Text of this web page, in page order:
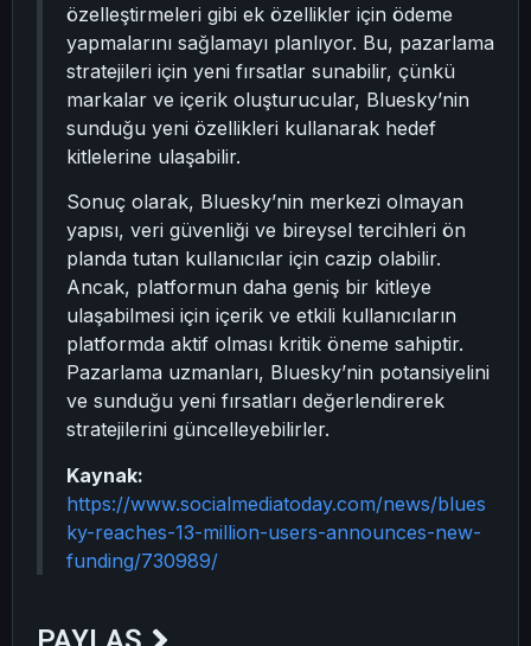
özelleştirmeleri gibi ek özellikler için ödeme
yapmalarını sağlamayı planlıyor. Bu, pazarlama
stratejileri için yeni fırsatlar sunabilir, çünkü
markalar ve içerik oluşturucular, Bluesky’nin
sunduğu yeni özellikleri kullanarak hedef
kitlelerine ulaşabilir.
Sonuç olarak, Bluesky’nin merkezi olmayan
yapısı, veri güvenliği ve bireysel tercihleri ön
planda tutan kullanıcılar için cazip olabilir.
Ancak, platformun daha geniş bir kitleye
ulaşabilmesi için içerik ve etkili kullanıcıların
platformda aktif olması kritik öneme sahiptir.
Pazarlama uzmanları, Bluesky’nin potansiyelini
ve sunduğu yeni fırsatları değerlendirerek
stratejilerini güncelleyebilirler.
Kaynak:
https://www.socialmediatoday.com/news/blues
ky-reaches-13-million-users-announces-new-
funding/730989/